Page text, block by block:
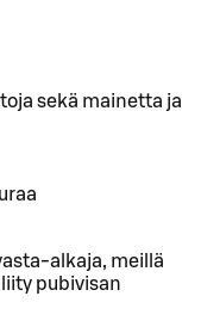
sekä mainetta ja
alkaja, meillä
pubivisan